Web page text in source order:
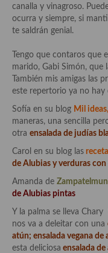
Ocio – restaurantes,
Viajes eno-gastro-
En El Candelero
Las opiniones de la
Recetas
Acompañamientos
Aderezos, salsas,
aditivos
Especias, mezclas de
canalla y vinagroso.
ocurra y siempre, si
te saldrán genial.
Tengo que contaros que
marido, Gabi Simón, que
También mis amigas las
este repertorio ya no hay
Sofía en su blog Mil
maneras, una sencilla
otra ensalada de judías
Carol en su blog las
de Alubias y verduras con
Amanda de
de Alubias pintas
Y la palma se lleva Chary
nos va a deleitar con una
atún; ensalada vegana de
esta deliciosa ensalada